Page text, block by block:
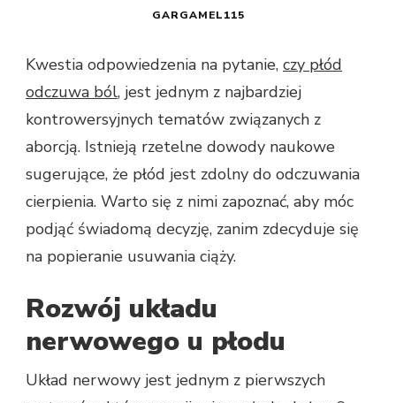
GARGAMEL115
Kwestia odpowiedzenia na pytanie, czy płód
odczuwa ból, jest jednym z najbardziej
kontrowersyjnych tematów związanych z
aborcją. Istnieją rzetelne dowody naukowe
sugerujące, że płód jest zdolny do odczuwania
cierpienia. Warto się z nimi zapoznać, aby móc
podjąć świadomą decyzję, zanim zdecyduje się
na popieranie usuwania ciąży.
Rozwój układu
nerwowego u płodu
Układ nerwowy jest jednym z pierwszych